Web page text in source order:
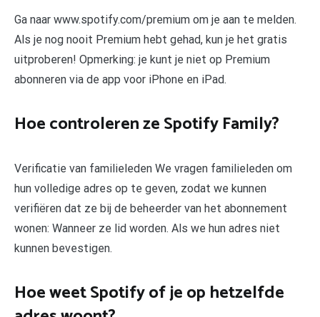
Ga naar www.spotify.com/premium om je aan te melden.
Als je nog nooit Premium hebt gehad, kun je het gratis
uitproberen! Opmerking: je kunt je niet op Premium
abonneren via de app voor iPhone en iPad.
Hoe controleren ze Spotify Family?
Verificatie van familieleden We vragen familieleden om
hun volledige adres op te geven, zodat we kunnen
verifiëren dat ze bij de beheerder van het abonnement
wonen: Wanneer ze lid worden. Als we hun adres niet
kunnen bevestigen.
Hoe weet Spotify of je op hetzelfde